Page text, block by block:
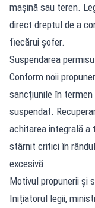
mașină sau teren.
direct dreptul de a
fiecărui șofer.
Suspendarea
Conform noii
sancțiunile în termen
suspendat.
achitarea integrală
stârnit critici în
excesivă.
Motivul propunerii și
Inițiatorul legii,